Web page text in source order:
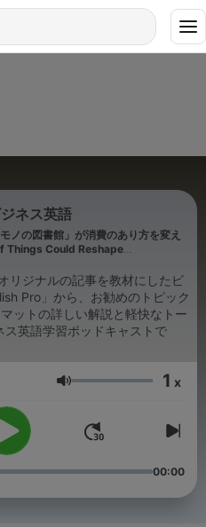
ネス英語
ノの図書館」が消費のあり方を変え
Things Could Reshape
リジナルの記事を教材にしたビ
Pro」から、お勧めのトピック
ットの詳しい解説と軽快なトー
英語学習ポッドキャストで
音量 1 x
00:00